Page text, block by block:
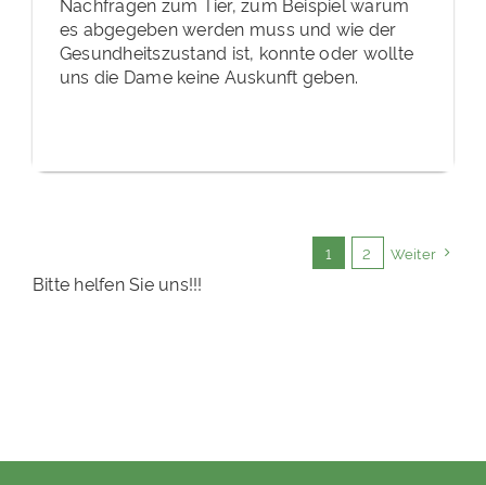
es abgegeben werden muss und wie der
Gesundheitszustand ist, konnte oder wollte
uns die Dame keine Auskunft geben.
1 2 Weiter
Bitte helfen Sie uns!!!